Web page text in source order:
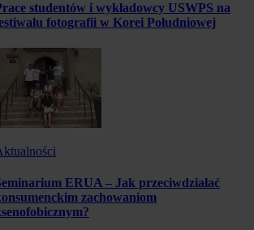
studentów i wykładowcy USWPS na
fotografii w Korei Południowej
ERUA – Jak przeciwdziałać
zachowaniom